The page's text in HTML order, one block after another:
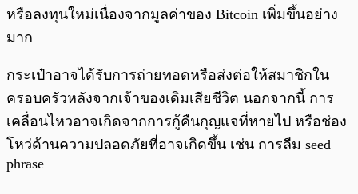
หรือลงทุนใหม่เนื่องจากมูลค่าของ Bitcoin เพิ่มขึ้นอย่าง
มาก
กระเป๋าอาจได้รับการถ่ายทอดหรือส่งต่อให้สมาชิกใน
ครอบครัวหลังจากเจ้าของเดิมเสียชีวิต นอกจากนี้ การ
เคลื่อนไหวอาจเกิดจากการกู้คืนกุญแจที่หายไป หรือช่อง
โหว่ด้านความปลอดภัยที่อาจเกิดขึ้น เช่น การลืม seed
phrase